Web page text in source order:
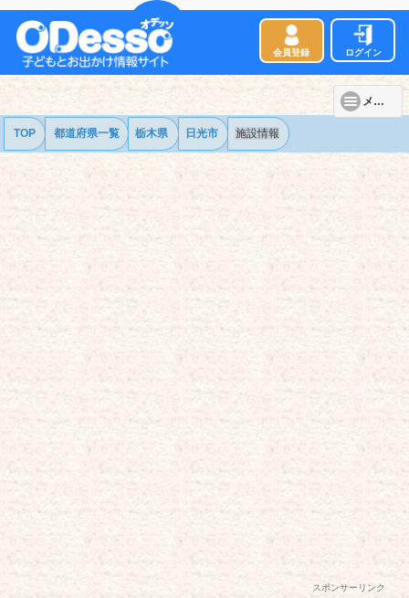
会員登録 ログイン
メニュー
TOP 都道府県一覧 栃木県 日光市 施設情報
スポンサーリンク